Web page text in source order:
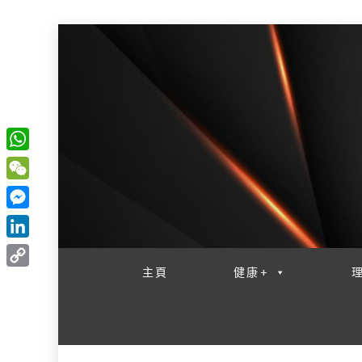
主頁 健康+
W
h
a
t
s
W
e
C
h
M
e
s
L
i